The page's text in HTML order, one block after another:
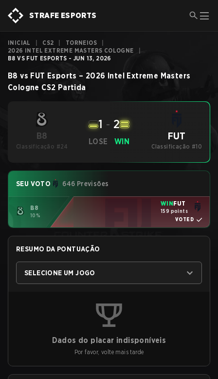
STRAFE ESPORTS
INICIAL CS2 TORNEIOS
2026 INTEL EXTREME MASTERS COLOGNE
B8 VS FUT ESPORTS - JUN 13, 2026
B8 vs FUT Esports – 2026 Intel Extreme Masters
Cologne CS2 Partida
B8
Classificação #24
LOSE
1 - 2
WIN FUT
Classificação #10
SEU VOTO 646 Previsões
B8
10%
WINFUT
159 points
VOTED
RESUMO DA PONTUAÇÃO
SELECIONE UM JOGO
Dados do placar indisponíveis
Por favor, volte mais tarde